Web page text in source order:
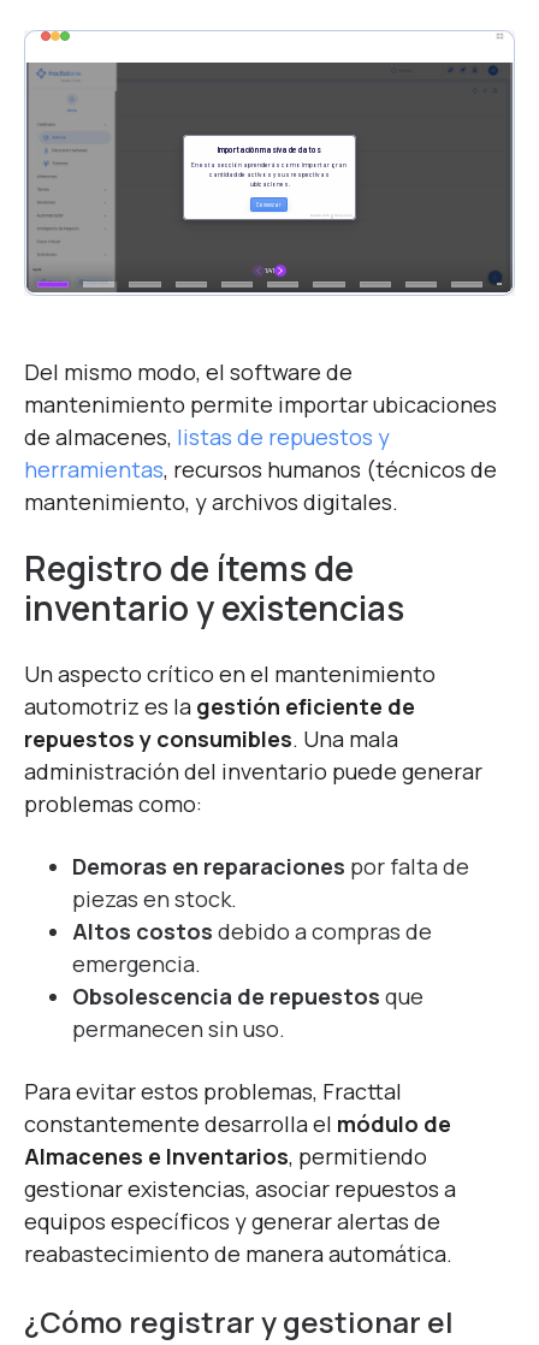
Del mismo modo, el software de
mantenimiento permite importar ubicaciones
de almacenes, listas de repuestos y
herramientas, recursos humanos (técnicos de
mantenimiento, y archivos digitales.
Registro de ítems de
inventario y existencias
Un aspecto crítico en el mantenimiento
automotriz es la gestión eficiente de
repuestos y consumibles. Una mala
administración del inventario puede generar
problemas como:
Demoras en reparaciones por falta de
piezas en stock.
Altos costos debido a compras de
emergencia.
Obsolescencia de repuestos que
permanecen sin uso.
Para evitar estos problemas, Fracttal
constantemente desarrolla el módulo de
Almacenes e Inventarios, permitiendo
gestionar existencias, asociar repuestos a
equipos específicos y generar alertas de
reabastecimiento de manera automática.
¿Cómo registrar y gestionar el